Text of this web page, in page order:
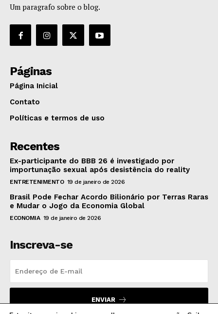
Um paragrafo sobre o blog.
Páginas
Página Inicial
Contato
Políticas e termos de uso
Recentes
Ex-participante do BBB 26 é investigado por
importunação sexual após desistência do reality
ENTRETENIMENTO 19 de janeiro de 2026
Brasil Pode Fechar Acordo Bilionário por Terras Raras
e Mudar o Jogo da Economia Global
ECONOMIA 19 de janeiro de 2026
Inscreva-se
ENVIAR